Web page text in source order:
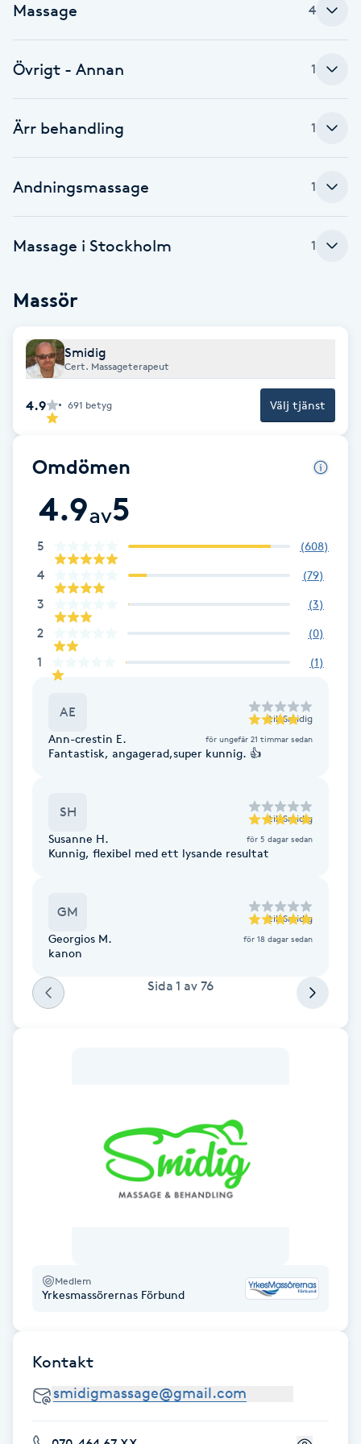
Balayage
Bambumassage
BIAB
Blowout
Bottenfärg
Brynfärgning
Bröllopsuppsättning
Celluliter
Coachning
Color correction
Dermapen
Enzympeeling
Extensions
Extensions borttagning
Fettreducering
Fibromassage
Fillers
Massage 4
Övrigt - Annan 1
Ärr behandling 1
Andningsmassage 1
Massage i Stockholm 1
Massör
Smidig
Cert. Massageterapeut
4.9 691 betyg Välj tjänst
Omdömen
4.9av5
5 (608)
4 (79)
3 (3)
2 (0)
1 (1)
AE till Smidig
Ann-crestin E. för ungefär 21 timmar sedan
Fantastisk, angagerad,super kunnig. 👍
SH till Smidig
Susanne H. för 5 dagar sedan
Kunnig, flexibel med ett lysande resultat
GM till Smidig
Georgios M. för 18 dagar sedan
kanon
Sida 1 av 76
Medlem
Yrkesmassörernas Förbund
Kontakt